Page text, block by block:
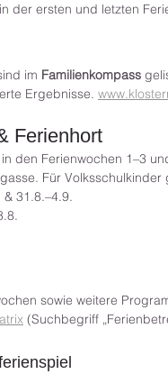
der ersten und letzten
im Familienkompass
Ergebnisse.
Ferienhort
den Ferienwochen 1–3
Für
31.8.–4.9.
sowie weitere
(Suchbegriff